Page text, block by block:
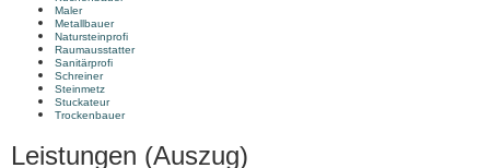
Maler
Metallbauer
Natursteinprofi
Raumausstatter
Sanitärprofi
Schreiner
Steinmetz
Stuckateur
Trockenbauer
Leistungen (Auszug)